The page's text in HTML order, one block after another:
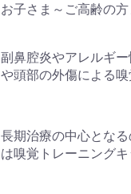
お子さま～ご高齢の
副鼻腔炎やアレルギ
や頭部の外傷による
長期治療の中心とな
は嗅覚トレーニング